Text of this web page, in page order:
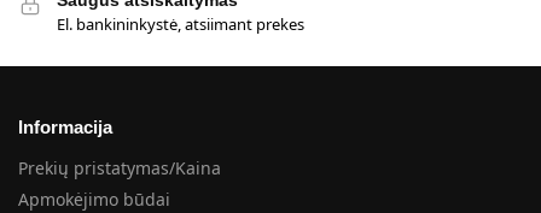
El. bankininkystė, atsiimant prekes
Informacija
Prekių pristatymas/Kaina
Apmokėjimo būdai